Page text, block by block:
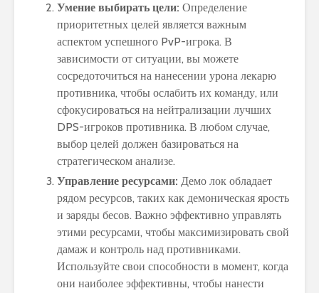
Умение выбирать цели: Определение
приоритетных целей является важным
аспектом успешного PvP-игрока. В
зависимости от ситуации, вы можете
сосредоточиться на нанесении урона лекарю
противника, чтобы ослабить их команду, или
сфокусироваться на нейтрализации лучших
DPS-игроков противника. В любом случае,
выбор целей должен базироваться на
стратегическом анализе.
Управление ресурсами: Демо лок обладает
рядом ресурсов, таких как демоническая ярость
и заряды бесов. Важно эффективно управлять
этими ресурсами, чтобы максимизировать свой
дамаж и контроль над противниками.
Используйте свои способности в момент, когда
они наиболее эффективны, чтобы нанести